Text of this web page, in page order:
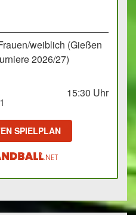
weiblich (Gießen
2026/27)
15:30 Uhr
SPIELPLAN